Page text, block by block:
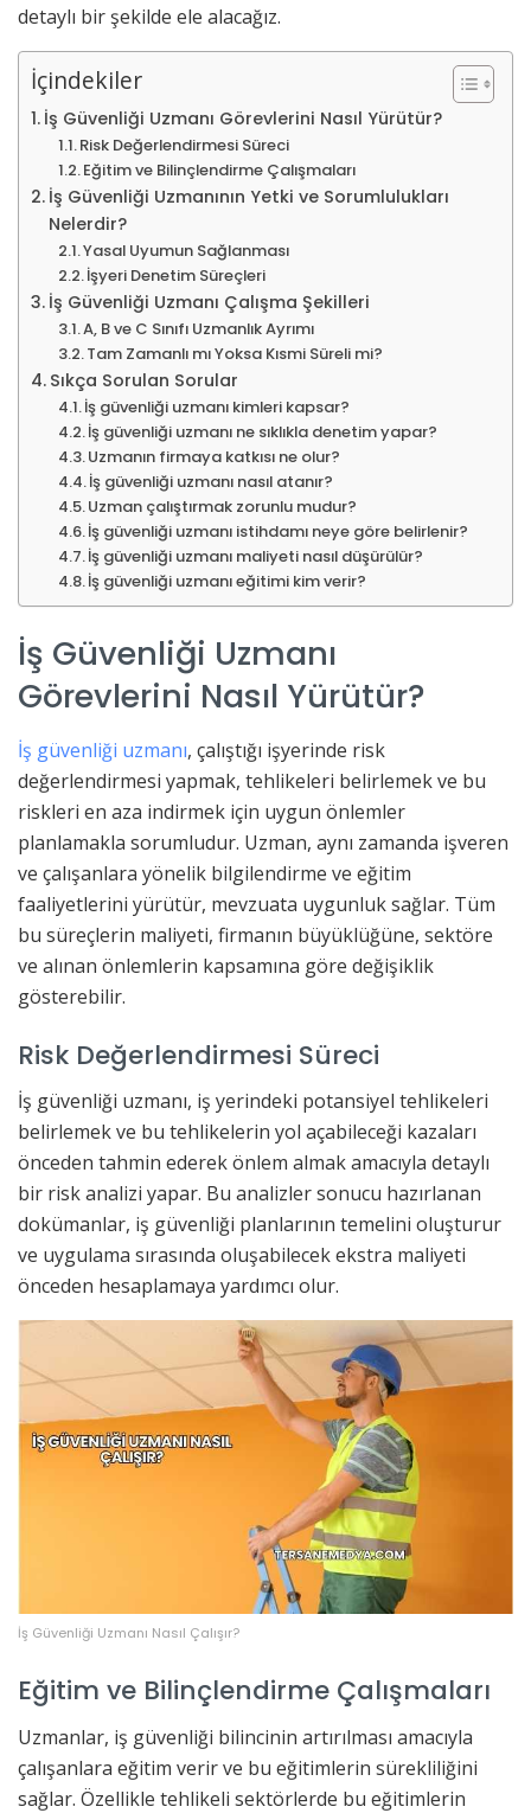
detaylı bir şekilde ele alacağız.
İçindekiler
İş Güvenliği Uzmanı Görevlerini Nasıl Yürütür?
Risk Değerlendirmesi Süreci
Eğitim ve Bilinçlendirme Çalışmaları
İş Güvenliği Uzmanının Yetki ve Sorumlulukları
Nelerdir?
Yasal Uyumun Sağlanması
İşyeri Denetim Süreçleri
İş Güvenliği Uzmanı Çalışma Şekilleri
A, B ve C Sınıfı Uzmanlık Ayrımı
Tam Zamanlı mı Yoksa Kısmi Süreli mi?
Sıkça Sorulan Sorular
İş güvenliği uzmanı kimleri kapsar?
İş güvenliği uzmanı ne sıklıkla denetim yapar?
Uzmanın firmaya katkısı ne olur?
İş güvenliği uzmanı nasıl atanır?
Uzman çalıştırmak zorunlu mudur?
İş güvenliği uzmanı istihdamı neye göre belirlenir?
İş güvenliği uzmanı maliyeti nasıl düşürülür?
İş güvenliği uzmanı eğitimi kim verir?
İş Güvenliği Uzmanı
Görevlerini Nasıl Yürütür?
İş güvenliği uzmanı, çalıştığı işyerinde risk
değerlendirmesi yapmak, tehlikeleri belirlemek ve bu
riskleri en aza indirmek için uygun önlemler
planlamakla sorumludur. Uzman, aynı zamanda işveren
ve çalışanlara yönelik bilgilendirme ve eğitim
faaliyetlerini yürütür, mevzuata uygunluk sağlar. Tüm
bu süreçlerin maliyeti, firmanın büyüklüğüne, sektöre
ve alınan önlemlerin kapsamına göre değişiklik
gösterebilir.
Risk Değerlendirmesi Süreci
İş güvenliği uzmanı, iş yerindeki potansiyel tehlikeleri
belirlemek ve bu tehlikelerin yol açabileceği kazaları
önceden tahmin ederek önlem almak amacıyla detaylı
bir risk analizi yapar. Bu analizler sonucu hazırlanan
dokümanlar, iş güvenliği planlarının temelini oluşturur
ve uygulama sırasında oluşabilecek ekstra maliyeti
önceden hesaplamaya yardımcı olur.
İş Güvenliği Uzmanı Nasıl Çalışır?
Eğitim ve Bilinçlendirme Çalışmaları
Uzmanlar, iş güvenliği bilincinin artırılması amacıyla
çalışanlara eğitim verir ve bu eğitimlerin sürekliliğini
sağlar. Özellikle tehlikeli sektörlerde bu eğitimlerin